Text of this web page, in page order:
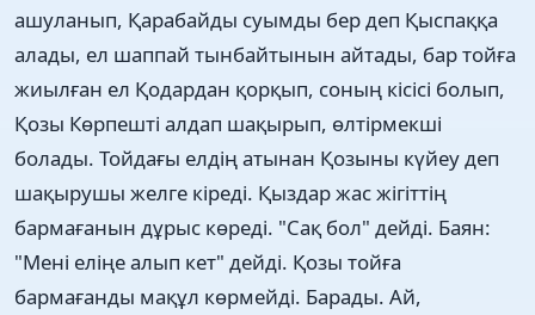
ашуланып, Қарабайды суымды бер деп Қыспаққа
алады, ел шаппай тынбайтынын айтады, бар тойға
жиылған ел Қодардан қорқып, соның кісісі болып,
Қозы Көрпешті алдап шақырып, өлтірмекші
болады. Тойдағы елдің атынан Қозыны күйеу деп
шақырушы желге кіреді. Қыздар жас жігіттің
бармағанын дұрыс көреді. "Сақ бол" дейді. Баян:
"Мені еліңе алып кет" дейді. Қозы тойға
бармағанды мақұл көрмейді. Барады. Ай,